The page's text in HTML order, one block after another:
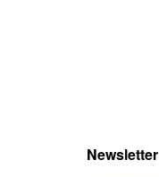
Newsletter